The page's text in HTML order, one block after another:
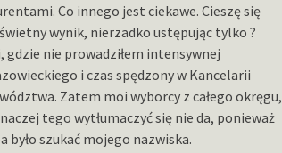
Co innego jest ciekawe. Cieszę się
wynik, nierzadko ustępując tylko ?
gdzie nie prowadziłem intensywnej
i czas spędzony w Kancelarii
Zatem moi wyborcy z całego okręgu,
tego wytłumaczyć się nie da, ponieważ
było szukać mojego nazwiska.